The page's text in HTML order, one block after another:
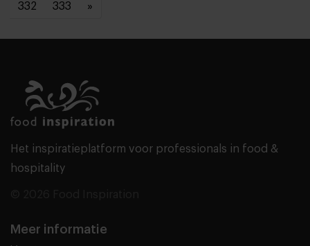
332 333 »
Het inspiratieplatform voor professionals in food &
hospitality
Meer informatie